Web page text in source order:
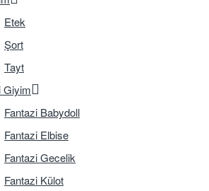
Etek
Şort
Tayt
Giyim
Fantazi Babydoll
Fantazi Elbise
Fantazi Gecelik
Fantazi Külot